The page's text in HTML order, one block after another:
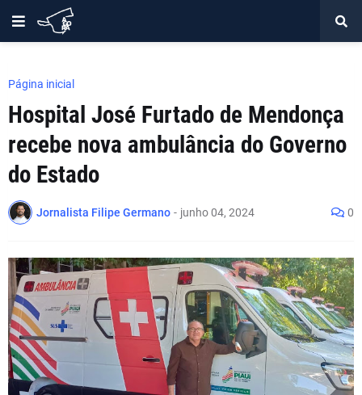
Página inicial
Hospital José Furtado de Mendonça
recebe nova ambulância do Governo
do Estado
Jornalista Filipe Germano - junho 04, 2024 0